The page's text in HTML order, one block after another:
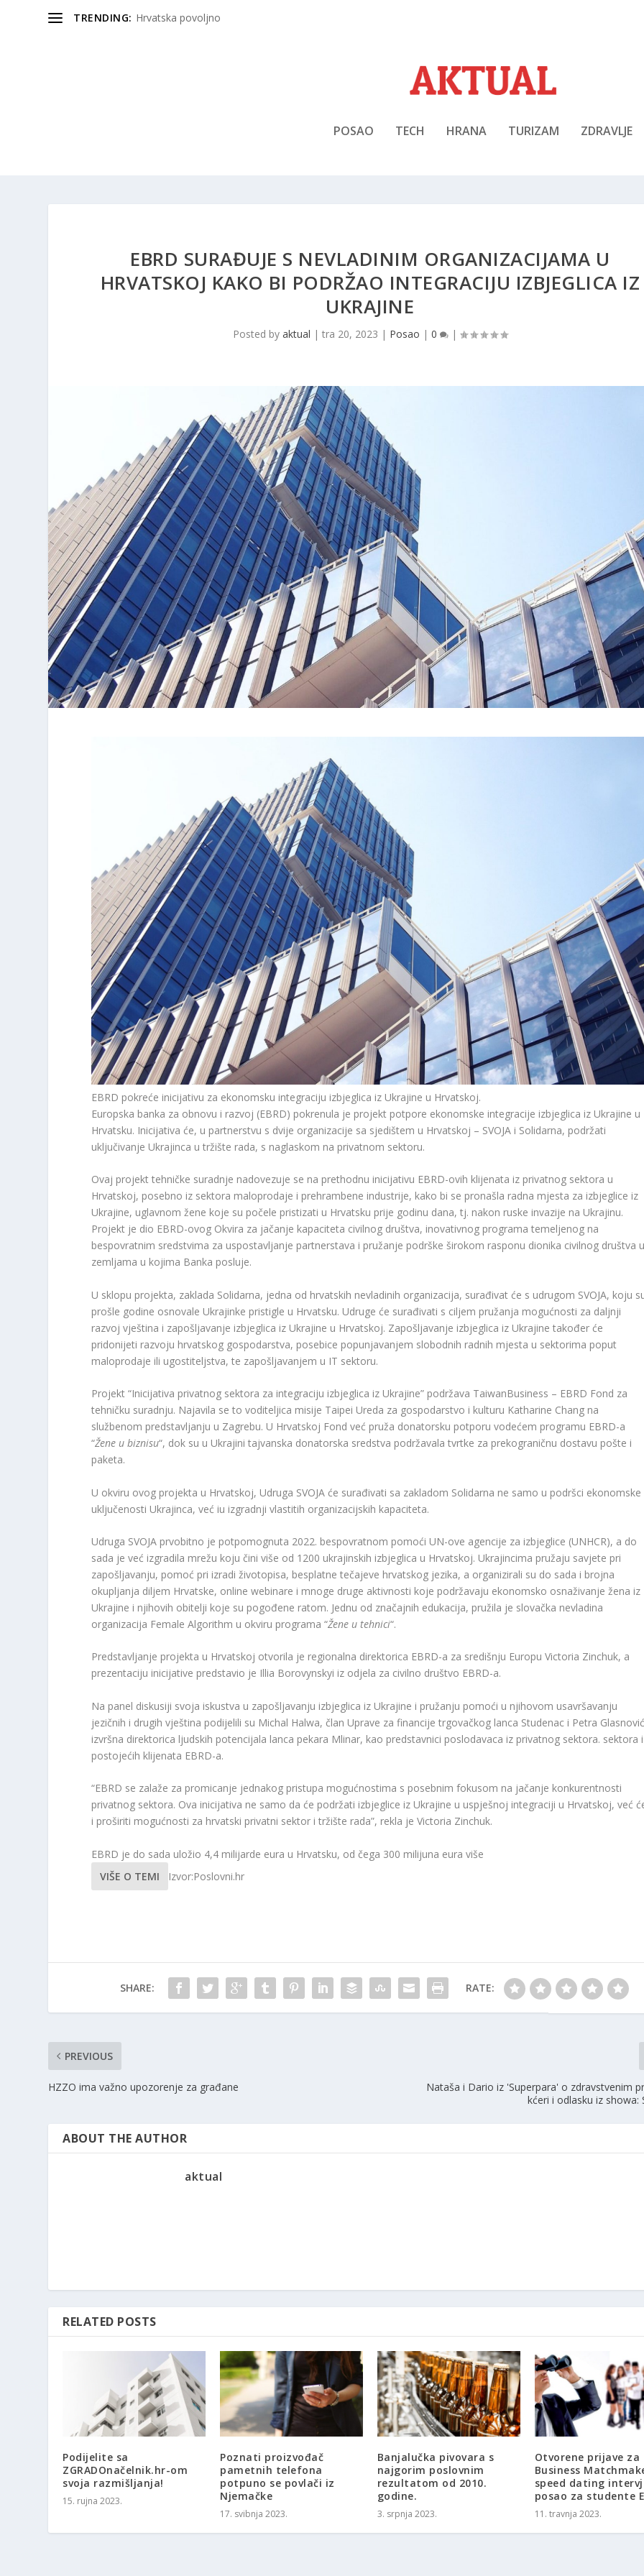
TRENDING: Hrvatska povoljno
POSAO TECH HRANA TURIZAM ZDRAVLJE
EBRD SURAĐUJE S NEVLADINIM ORGANIZACIJAMA U
HRVATSKOJ KAKO BI PODRŽAO INTEGRACIJU IZBJEGLICA IZ
UKRAJINE
Posted by aktual | tra 20, 2023 | Posao | 0 |
EBRD pokreće inicijativu za ekonomsku integraciju izbjeglica iz Ukrajine u Hrvatskoj.
Europska banka za obnovu i razvoj (EBRD) pokrenula je projekt potpore ekonomske integracije izbjeglica iz Ukrajine u
Hrvatsku. Inicijativa će, u partnerstvu s dvije organizacije sa sjedištem u Hrvatskoj – SVOJA i Solidarna, podržati
uključivanje Ukrajinca u tržište rada, s naglaskom na privatnom sektoru.
Ovaj projekt tehničke suradnje nadovezuje se na prethodnu inicijativu EBRD-ovih klijenata iz privatnog sektora u
Hrvatskoj, posebno iz sektora maloprodaje i prehrambene industrije, kako bi se pronašla radna mjesta za izbjeglice iz
Ukrajine, uglavnom žene koje su počele pristizati u Hrvatsku prije godinu dana, tj. nakon ruske invazije na Ukrajinu.
Projekt je dio EBRD-ovog Okvira za jačanje kapaciteta civilnog društva, inovativnog programa temeljenog na
bespovratnim sredstvima za uspostavljanje partnerstava i pružanje podrške širokom rasponu dionika civilnog društva
zemljama u kojima Banka posluje.
U sklopu projekta, zaklada Solidarna, jedna od hrvatskih nevladinih organizacija, surađivat će s udrugom SVOJA, koju
prošle godine osnovale Ukrajinke pristigle u Hrvatsku. Udruge će surađivati ​​s ciljem pružanja mogućnosti za daljnji
razvoj vještina i zapošljavanje izbjeglica iz Ukrajine u Hrvatskoj. Zapošljavanje izbjeglica iz Ukrajine također će
pridonijeti razvoju hrvatskog gospodarstva, posebice popunjavanjem slobodnih radnih mjesta u sektorima poput
maloprodaje ili ugostiteljstva, te zapošljavanjem u IT sektoru.
Projekt “Inicijativa privatnog sektora za integraciju izbjeglica iz Ukrajine” podržava TaiwanBusiness – EBRD Fond za
tehničku suradnju. Najavila se to voditeljica misije Taipei Ureda za gospodarstvo i kulturu Katharine Chang na
službenom predstavljanju u Zagrebu. U Hrvatskoj Fond već pruža donatorsku potporu vodećem programu EBRD-a
“Žene u biznisu“, dok su u Ukrajini tajvanska donatorska sredstva podržavala tvrtke za prekograničnu dostavu pošte i
paketa.
U okviru ovog projekta u Hrvatskoj, Udruga SVOJA će surađivati ​​sa zakladom Solidarna ne samo u podršci ekonomske
uključenosti Ukrajinca, već iu izgradnji vlastitih organizacijskih kapaciteta.
Udruga SVOJA prvobitno je potpomognuta 2022. bespovratnom pomoći UN-ove agencije za izbjeglice (UNHCR), a do
sada je već izgradila mrežu koju čini više od 1200 ukrajinskih izbjeglica u Hrvatskoj. Ukrajincima pružaju savjete pri
zapošljavanju, pomoć pri izradi životopisa, besplatne tečajeve hrvatskog jezika, a organizirali su do sada i brojna
okupljanja diljem Hrvatske, online webinare i mnoge druge aktivnosti koje podržavaju ekonomsko osnaživanje žena iz
Ukrajine i njihovih obitelji koje su pogođene ratom. Jednu od značajnih edukacija, pružila je slovačka nevladina
organizacija Female Algorithm u okviru programa “Žene u tehnici“.
Predstavljanje projekta u Hrvatskoj otvorila je regionalna direktorica EBRD-a za središnju Europu Victoria Zinchuk, a
prezentaciju inicijative predstavio je Illia Borovynskyi iz odjela za civilno društvo EBRD-a.
Na panel diskusiji svoja iskustva u zapošljavanju izbjeglica iz Ukrajine i pružanju pomoći u njihovom usavršavanju
jezičnih i drugih vještina podijelili su Michal Halwa, član Uprave za financije trgovačkog lanca Studenac i Petra
izvršna direktorica ljudskih potencijala lanca pekara Mlinar, kao predstavnici poslodavaca iz privatnog sektora. sektora i
postojećih klijenata EBRD-a.
“EBRD se zalaže za promicanje jednakog pristupa mogućnostima s posebnim fokusom na jačanje konkurentnosti
privatnog sektora. Ova inicijativa ne samo da će podržati izbjeglice iz Ukrajine u uspješnoj integraciji u Hrvatskoj, već
i proširiti mogućnosti za hrvatski privatni sektor i tržište rada”, rekla je Victoria Zinchuk.
EBRD je do sada uložio 4,4 milijarde eura u Hrvatsku, od čega 300 milijuna eura više
VIŠE O TEMI
Izvor:Poslovni.hr
SHARE: RATE:
PREVIOUS
HZZO ima važno upozorenje za građane
Nataša i Dario iz 'Superpara' o zdravstvenim
kćeri i odlasku iz showa:
ABOUT THE AUTHOR
aktual
RELATED POSTS
Podijelite sa
ZGRADOnačelnik.hr-om
svoja razmišljanja!
15. rujna 2023.
Poznati proizvođač
pametnih telefona
potpuno se povlači iz
Njemačke
17. svibnja 2023.
Banjalučka pivovara s
najgorim poslovnim
rezultatom od 2010.
godine.
3. srpnja 2023.
Otvorene prijave za
Business
speed dating
posao za studente
11. travnja 2023.